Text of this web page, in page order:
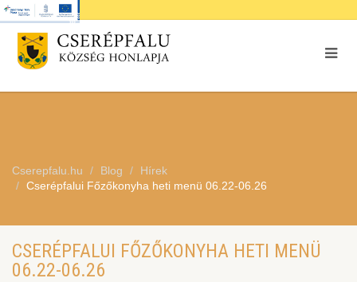
Cserepfalu.hu Blog
Hírek
Cserépfalui Főzőkonyha heti menü 06.22-06.26
CSERÉPFALUI FŐZŐKONYHA HETI MENÜ
06.22-06.26